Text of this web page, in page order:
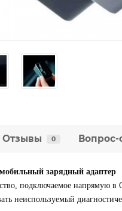
Отзывы 0 Вопрос-
зарядный адаптер
подключаемое напрямую
неиспользуемый